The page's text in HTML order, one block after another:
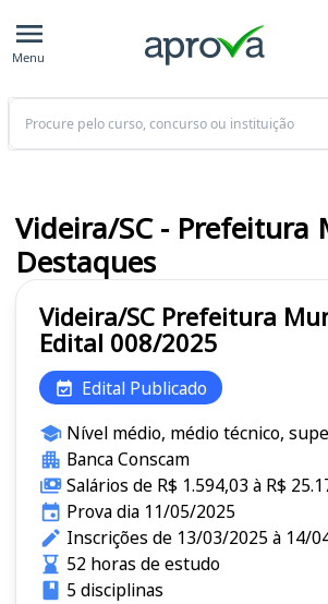
Menu
Buscar
Videira/SC Prefeitura
Edital 008/2025
Edital Publicado
Nível médio, médio técnico,
Banca Conscam
Salários de R$ 1.594,03 à R$
Prova dia 11/05/2025
Inscrições de 13/03/2025 à 14/
52 horas de estudo
5 disciplinas
Videira/SC - Prefeitura
Destaques